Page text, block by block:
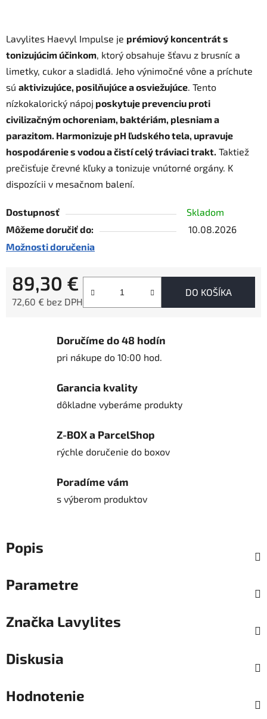
Lavylites Haevyl Impulse je prémiový koncentrát s
tonizujúcim účinkom, ktorý obsahuje šťavu z brusníc a
limetky, cukor a sladidlá. Jeho výnimočné vône a príchute
sú aktivizujúce, posilňujúce a osviežujúce. Tento
nízkokalorický nápoj poskytuje prevenciu proti
civilizačným ochoreniam, baktériám, plesniam a
parazitom. Harmonizuje pH ľudského tela, upravuje
hospodárenie s vodou a čistí celý tráviaci trakt. Taktiež
prečisťuje črevné kľuky a tonizuje vnútorné orgány. K
dispozícii v mesačnom balení.
Dostupnosť
Skladom
Môžeme doručiť do:
10.08.2026
Možnosti doručenia
89,30 €
72,60 € bez DPH
DO KOŠÍKA
Doručíme do 48 hodín
pri nákupe do 10:00 hod.
Garancia kvality
dôkladne vyberáme produkty
Z-BOX a ParcelShop
rýchle doručenie do boxov
Poradíme vám
s výberom produktov
Popis
Parametre
Značka Lavylites
Diskusia
Hodnotenie